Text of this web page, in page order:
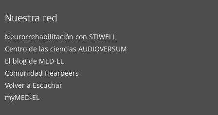
Nuestra red
Neurorrehabilitación con STIWELL
Centro de las ciencias AUDIOVERSUM
El blog de MED-EL
Comunidad Hearpeers
Volver a Escuchar
myMED‑EL